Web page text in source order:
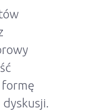
formę